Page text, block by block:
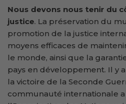
Nous devons nous tenir du
justice. La préservation du
promotion de la justice
moyens efficaces de
le monde, ainsi que la
pays en développement. Il y
la victoire de la Seconde
communauté internationale